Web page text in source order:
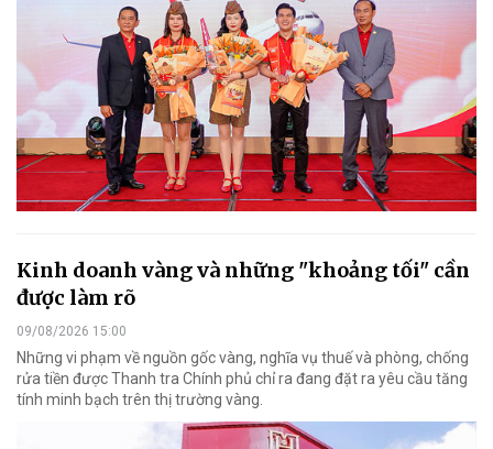
Kinh doanh vàng và những "khoảng tối" cần
được làm rõ
09/08/2026 15:00
Những vi phạm về nguồn gốc vàng, nghĩa vụ thuế và phòng, chống
rửa tiền được Thanh tra Chính phủ chỉ ra đang đặt ra yêu cầu tăng
tính minh bạch trên thị trường vàng.